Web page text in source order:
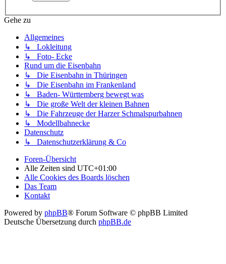
Gehe zu
Allgemeines
↳ Lokleitung
↳ Foto- Ecke
Rund um die Eisenbahn
↳ Die Eisenbahn in Thüringen
↳ Die Eisenbahn im Frankenland
↳ Baden- Württemberg bewegt was
↳ Die große Welt der kleinen Bahnen
↳ Die Fahrzeuge der Harzer Schmalspurbahnen
↳ Modellbahnecke
Datenschutz
↳ Datenschutzerklärung & Co
Foren-Übersicht
Alle Zeiten sind UTC+01:00
Alle Cookies des Boards löschen
Das Team
Kontakt
Powered by phpBB® Forum Software © phpBB Limited
Deutsche Übersetzung durch phpBB.de